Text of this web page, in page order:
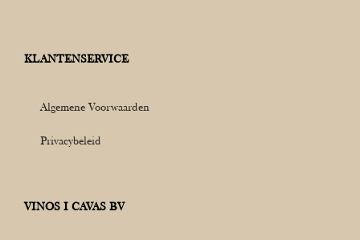
KLANTENSERVICE
Algemene Voorwaarden
Privacybeleid
VINOS I CAVAS BV